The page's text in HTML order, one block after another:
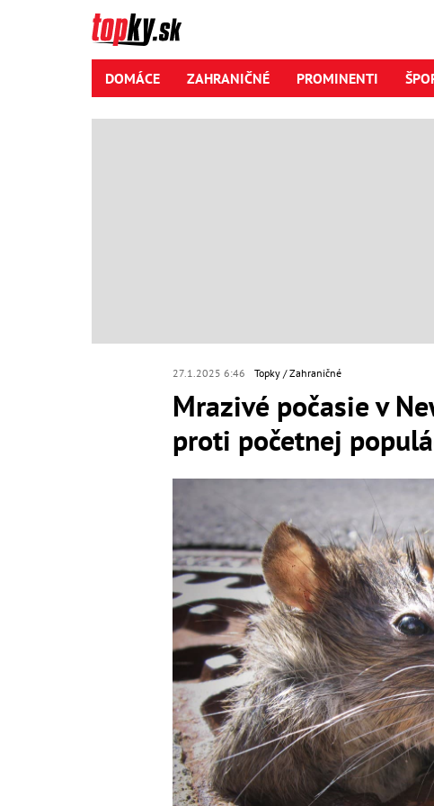
DOMÁCE ZAHRANIČNÉ PROMINENTI
27.1.2025 6:46 Topky Zahraničné
Mrazivé počasie v
proti početnej